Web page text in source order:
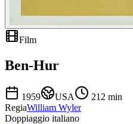
Film
Ben-Hur
1959 USA 212 min
RegiaWilliam Wyler
Doppiaggio italiano